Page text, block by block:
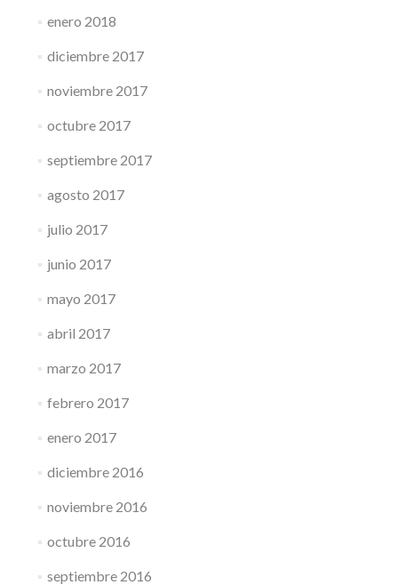
enero 2018
diciembre 2017
noviembre 2017
octubre 2017
septiembre 2017
agosto 2017
julio 2017
junio 2017
mayo 2017
abril 2017
marzo 2017
febrero 2017
enero 2017
diciembre 2016
noviembre 2016
octubre 2016
septiembre 2016